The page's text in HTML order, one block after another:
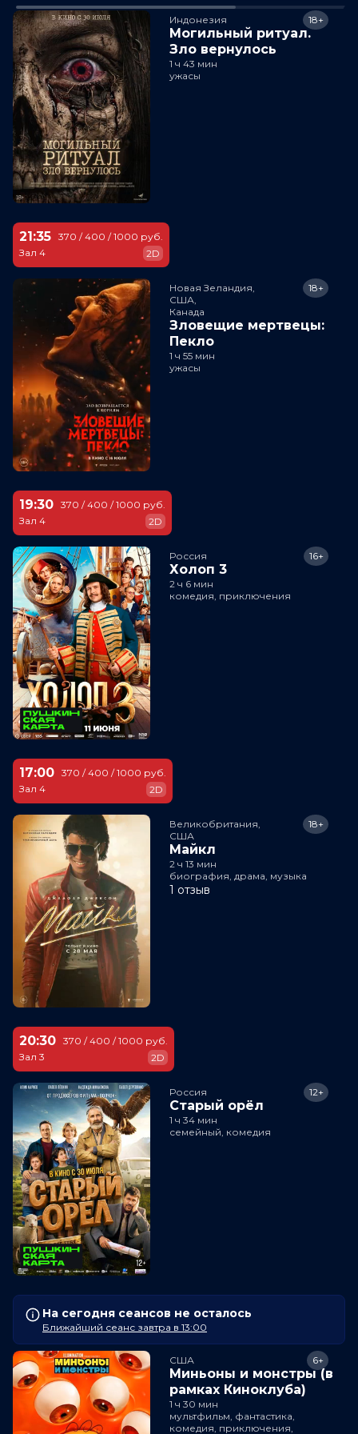
Индонезия
Могильный ритуал.
Зло вернулось
18+
1 ч 43 мин
ужасы
21:35
Зал 4
370 / 400 / 1000 руб.
2D
Новая Зеландия,
США,
Канада
Зловещие мертвецы:
Пекло
18+
1 ч 55 мин
ужасы
19:30
Зал 4
370 / 400 / 1000 руб.
2D
Россия
Холоп 3
16+
2 ч 6 мин
комедия, приключения
17:00
Зал 4
370 / 400 / 1000 руб.
2D
Великобритания,
США
Майкл
18+
2 ч 13 мин
биография, драма, музыка
1 отзыв
20:30
Зал 3
370 / 400 / 1000 руб.
2D
Россия
Старый орёл
12+
1 ч 34 мин
семейный, комедия
На сегодня сеансов не осталось
Ближайший сеанс завтра в 13:00
США
Миньоны и монстры (в
рамках Киноклуба)
6+
1 ч 30 мин
мультфильм, фантастика,
комедия, приключения,